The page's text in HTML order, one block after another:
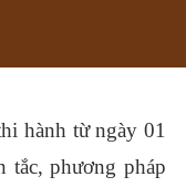
hành từ ngày 01
tắc, phương pháp